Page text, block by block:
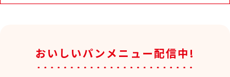
おいしいパンメニュー配信中!